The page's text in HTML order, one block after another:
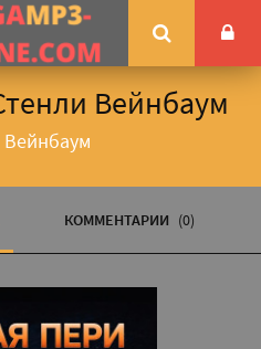
Вейнбаум
Вейнбаум
КОММЕНТАРИИ (0)